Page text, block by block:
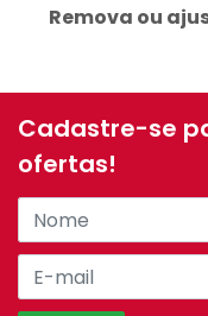
Remova ou
Cadastre-se
ofertas!